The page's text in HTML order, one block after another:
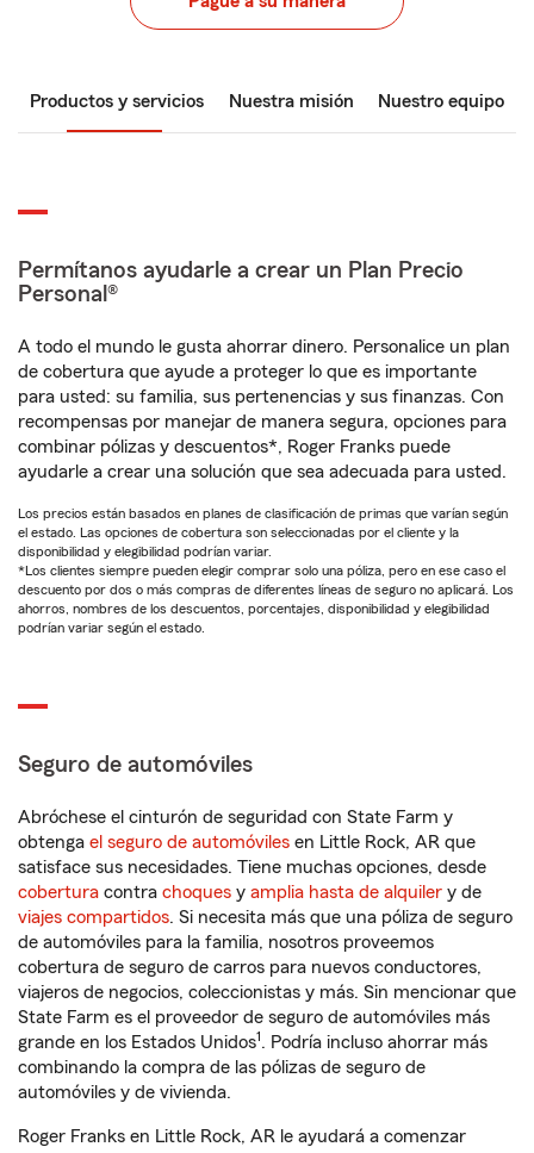
Productos y servicios Nuestra misión Nuestro equipo
Permítanos ayudarle a crear un Plan Precio
Personal®
A todo el mundo le gusta ahorrar dinero. Personalice un plan
de cobertura que ayude a proteger lo que es importante
para usted: su familia, sus pertenencias y sus finanzas. Con
recompensas por manejar de manera segura, opciones para
combinar pólizas y descuentos*, Roger Franks puede
ayudarle a crear una solución que sea adecuada para usted.
Los precios están basados en planes de clasificación de primas que varían según
el estado. Las opciones de cobertura son seleccionadas por el cliente y la
disponibilidad y elegibilidad podrían variar.
*Los clientes siempre pueden elegir comprar solo una póliza, pero en ese caso el
descuento por dos o más compras de diferentes líneas de seguro no aplicará. Los
ahorros, nombres de los descuentos, porcentajes, disponibilidad y elegibilidad
podrían variar según el estado.
Seguro de automóviles
Abróchese el cinturón de seguridad con State Farm y
obtenga el seguro de automóviles en Little Rock, AR que
satisface sus necesidades. Tiene muchas opciones, desde
cobertura contra choques y amplia hasta de alquiler y de
viajes compartidos. Si necesita más que una póliza de seguro
de automóviles para la familia, nosotros proveemos
cobertura de seguro de carros para nuevos conductores,
viajeros de negocios, coleccionistas y más. Sin mencionar que
State Farm es el proveedor de seguro de automóviles más
grande en los Estados Unidos1. Podría incluso ahorrar más
combinando la compra de las pólizas de seguro de
automóviles y de vivienda.
Roger Franks en Little Rock, AR le ayudará a comenzar